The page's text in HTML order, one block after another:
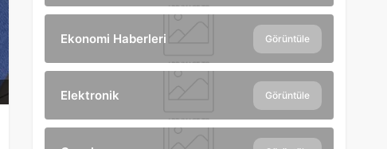
Ekonomi Haberleri Görüntüle
Elektronik Görüntüle